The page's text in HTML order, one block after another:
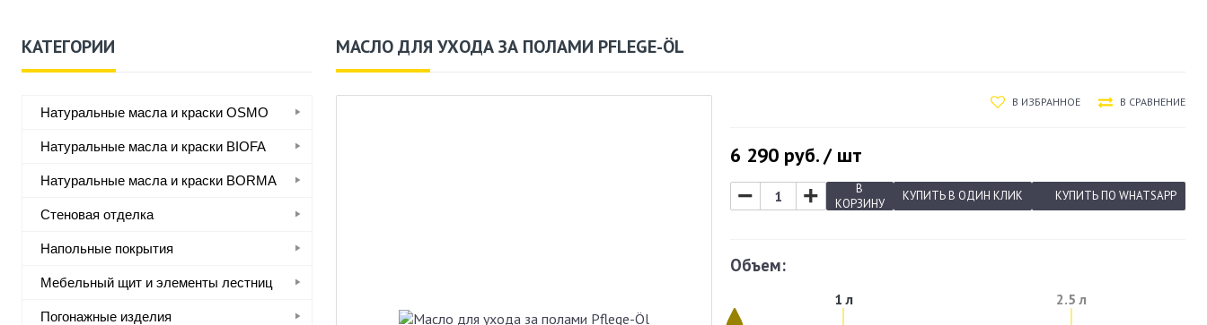
КАТЕГОРИИ
Натуральные масла и краски OSMO
Натуральные масла и краски BIOFA
Натуральные масла и краски BORMA
Стеновая отделка
Напольные покрытия
Мебельный щит и элементы лестниц
Погонажные изделия
МАСЛО ДЛЯ УХОДА ЗА ПОЛАМИ PFLEGE-ÖL
В ИЗБРАННОЕ В СРАВНЕНИЕ
6 290 руб. / шт
− +
В
КОРЗИНУ
КУПИТЬВ ОДИН КЛИК КУПИТЬПО WHATSAPP
Объем:
1 л 2.5 л